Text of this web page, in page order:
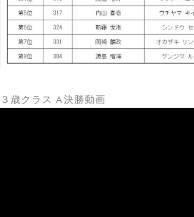
３歳クラス A決勝動画